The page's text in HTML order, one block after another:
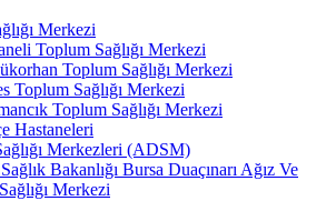
Merkezi
Toplum Sağlığı Merkezi
Toplum Sağlığı Merkezi
Toplum Sağlığı Merkezi
Toplum Sağlığı Merkezi
Hastaneleri
Merkezleri (ADSM)
Bakanlığı Bursa Duaçınarı Ağız Ve
Merkezi